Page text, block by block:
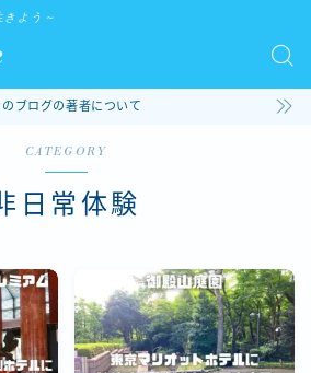
きよう～
のブログの著者について
CATEGORY
日常体験